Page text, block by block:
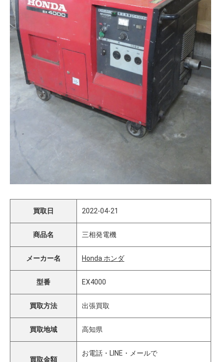
買取日 2022-04-21
商品名 三相発電機
メーカー名 Honda ホンダ
型番 EX4000
買取方法 出張買取
買取地域 高知県
買取金額
お電話・LINE・メールで